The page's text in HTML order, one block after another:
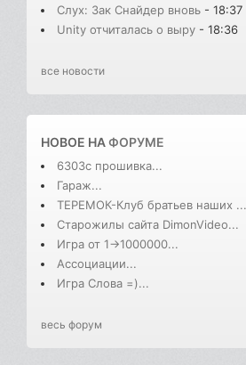
Слух: Зак Снайдер вновь - 18:37
Unity отчиталась о выру - 18:36
все новости
НОВОЕ НАФОРУМЕ
6303с прошивка...
Гараж...
ТЕРЕМОК-Клуб братьев наших ...
Старожилы сайта DimonVideo...
Игра от 1->1000000...
Ассоциации...
Игра Слова =)...
весь форум